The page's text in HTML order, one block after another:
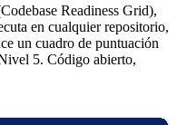
Readiness Grid),
en cualquier repositorio,
un cuadro de puntuación
5. Código abierto,